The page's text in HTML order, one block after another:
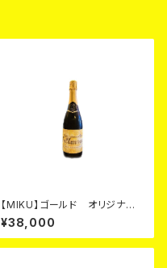
【MIKU】ゴールド オリジナル
シャンパン カード
¥38,000